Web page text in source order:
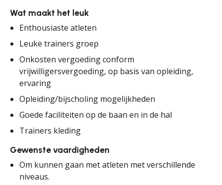
Wat maakt het leuk
Enthousiaste atleten
Leuke trainers groep
Onkosten vergoeding conform
vrijwilligersvergoeding, op basis van opleiding,
ervaring
Opleiding/bijscholing mogelijkheden
Goede faciliteiten op de baan en in de hal
Trainers kleding
Gewenste vaardigheden
Om kunnen gaan met atleten met verschillende
niveaus.